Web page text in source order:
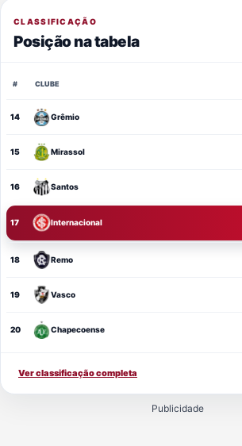
CLASSIFICAÇÃO
Posição na tabela
# CLUBE
14 Grêmio
15 Mirassol
16 Santos
17 Internacional
18 Remo
19 Vasco
20 Chapecoense
Ver classificação completa
Publicidade